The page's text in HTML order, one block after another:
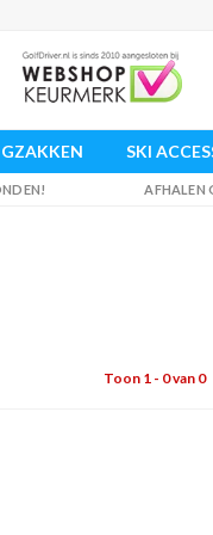
SKI
AFHALEN
Toon 1 - 0 van 0